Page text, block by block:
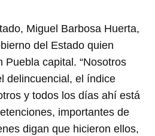
Miguel Barbosa Huerta,
del Estado quien
Puebla capital. “Nosotros
delincuencial, el índice
y todos los días ahí está
importantes de
digan que hicieron ellos,